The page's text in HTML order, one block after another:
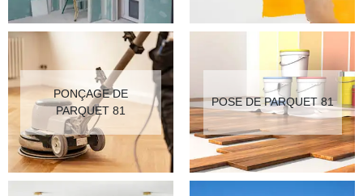
PONÇAGE DE
PARQUET 81
POSE DE PARQUET 81